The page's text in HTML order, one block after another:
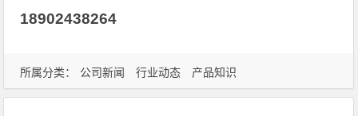
18902438264
所属分类： 公司新闻 行业动态 产品知识